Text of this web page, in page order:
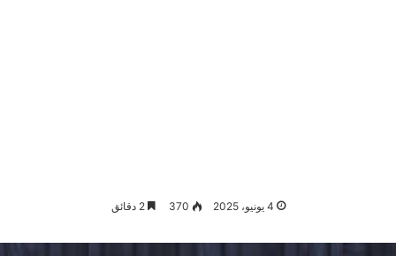
4 يونيو، 2025 370 2 دقائق